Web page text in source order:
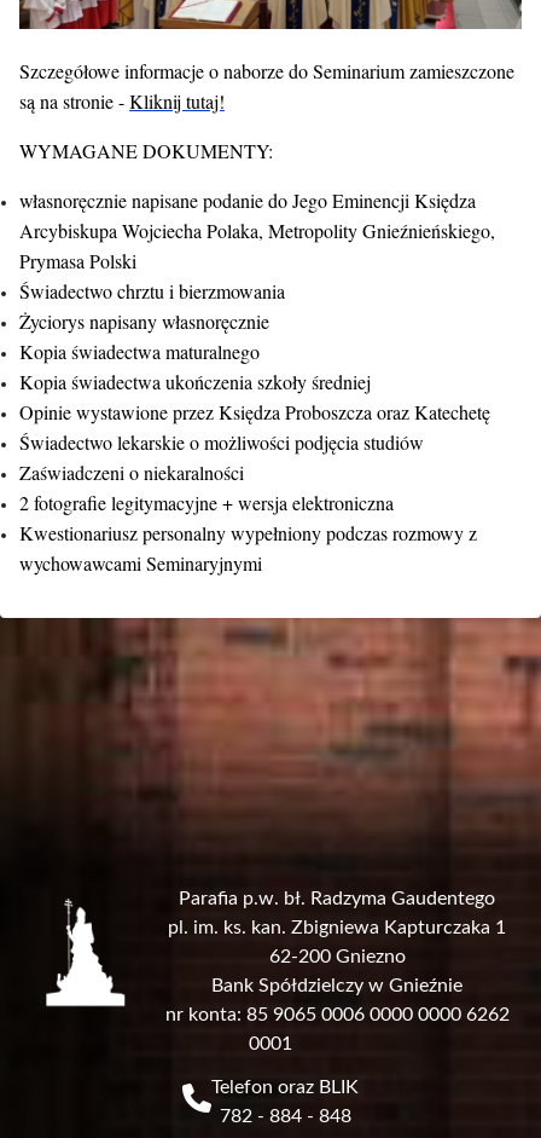
Szczegółowe informacje o naborze do Seminarium zamieszczone
są na stronie -Kliknij tutaj!
WYMAGANE DOKUMENTY:
własnoręcznie napisane podanie do Jego Eminencji Księdza
Arcybiskupa Wojciecha Polaka, Metropolity Gnieźnieńskiego,
Prymasa Polski
Świadectwo chrztu i bierzmowania
Życiorys napisany własnoręcznie
Kopia świadectwa maturalnego
Kopia świadectwa ukończenia szkoły średniej
Opinie wystawione przez Księdza Proboszcza oraz Katechetę
Świadectwo lekarskie o możliwości podjęcia studiów
Zaświadczeni o niekaralności
2 fotografie legitymacyjne + wersja elektroniczna
Kwestionariusz personalny wypełniony podczas rozmowy z
wychowawcami Seminaryjnymi
Parafia p.w. bł. Radzyma Gaudentego
pl. im. ks. kan. Zbigniewa Kapturczaka 1
62-200 Gniezno
Bank Spółdzielczy w Gnieźnie
nr konta: 85 9065 0006 0000 0000 6262
0001
Telefon oraz BLIK
782 - 884 - 848